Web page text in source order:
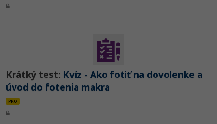
Krátký test: Kvíz - Ako fotiť na dovolenke a
úvod do fotenia makra
PRO